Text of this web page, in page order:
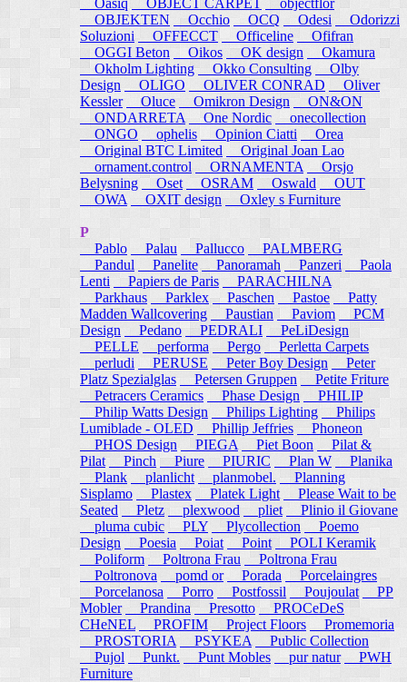
Oasiq
OBJECT CARPET
objectflor
OBJEKTEN
Occhio OCQ Odesi
Odorizzi
Soluzioni
OFFECCT Officeline
Ofifran
OGGI Beton
Oikos OK design
Okamura
Okholm Lighting
Okko Consulting
Olby
Design
OLIGO OLIVER CONRAD
Oliver
Kessler
Oluce Omikron Design
ON&ON
ONDARRETA
One Nordic
onecollection
ONGO
ophelis Opinion Ciatti
Orea
Original BTC Limited
Original Joan Lao
ornament.control
ORNAMENTA
Orsjo
Belysning
Oset OSRAM Oswald
OUT
OWA
OXIT design Oxley s Furniture
P
Pablo
Palau Pallucco
PALMBERG
Pandul
Panelite Panoramah Panzeri
Paola
Lenti
Papiers de Paris
PARACHILNA
Parkhaus
Parklex Paschen Pastoe
Patty
Madden Wallcovering
Paustian Paviom
PCM
Design
Pedano PEDRALI
PeLiDesign
PELLE
performa Pergo
Perletta Carpets
perludi
PERUSE Peter Boy Design
Peter
Platz Spezialglas
Petersen Gruppen
Petite Friture
Petracers Ceramics
Phase Design
PHILIP
Philip Watts Design
Philips Lighting
Philips
Lumiblade - OLED
Phillip Jeffries
Phoneon
PHOS Design
PIEGA Piet Boon
Pilat &
Pilat
Pinch Piure PIURIC Plan W
Planika
Plank
planlicht planmobel. Planning
Sisplamo
Plastex Platek Light
Please Wait to be
Seated
Pletz plexwood pliet
Plinio il Giovane
pluma cubic
PLY Plycollection
Poemo
Design
Poesia Poiat Point
POLI Keramik
Poliform
Poltrona Frau
Poltrona Frau
Poltronova
pomd or Porada
Porcelaingres
Porcelanosa
Porro Postfossil Poujoulat
PP
Mobler
Prandina Presotto
PROCeDeS
CHeNEL
PROFIM Project Floors
Promemoria
PROSTORIA
PSYKEA
Public Collection
Pujol
Punkt. Punt Mobles pur natur
PWH
Furniture